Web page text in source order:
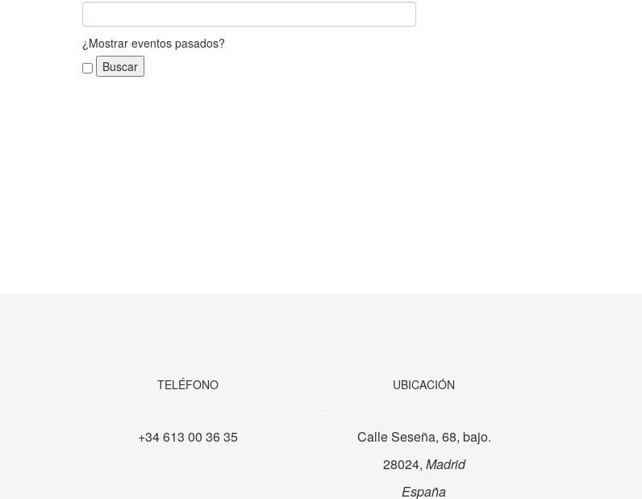
¿Mostrar eventos pasados?
TELÉFONO
+34 613 00 36 35
UBICACIÓN
Calle Seseña, 68, bajo.
28024, Madrid
España